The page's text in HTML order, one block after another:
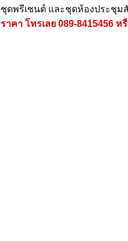
ชุดพรีเซนต์ และชุดห้องประชุม
ราคา โทรเลย 089-8415456 ห